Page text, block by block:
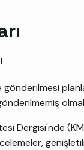
gönderilmesi
Dergisi'nde